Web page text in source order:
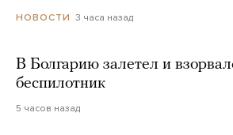
НОВОСТИ 3 часа назад
В Болгарию залетел и
беспилотник
5 часов назад